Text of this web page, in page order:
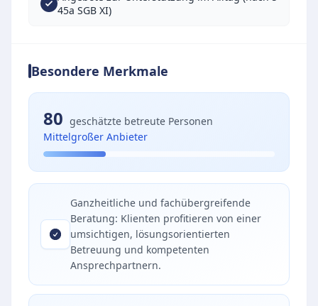
45a SGB XI)
Besondere Merkmale
80 geschätzte betreute Personen
Mittelgroßer Anbieter
Ganzheitliche und fachübergreifende
Beratung: Klienten profitieren von einer
umsichtigen, lösungsorientierten
Betreuung und kompetenten
Ansprechpartnern.